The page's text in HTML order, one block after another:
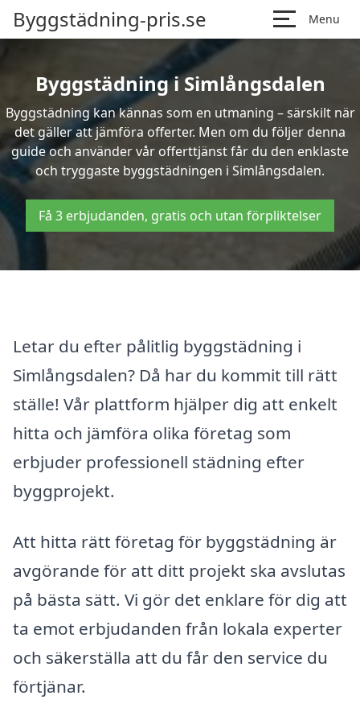
Byggstädning-pris.se Menu
Byggstädning i Simlångsdalen
Byggstädning kan kännas som en utmaning – särskilt när
det gäller att jämföra offerter. Men om du följer denna
guide och använder vår offerttjänst får du den enklaste
och tryggaste byggstädningen i Simlångsdalen.
Få 3 erbjudanden, gratis och utan förpliktelser
Letar du efter pålitlig byggstädning i
Simlångsdalen? Då har du kommit till rätt
ställe! Vår plattform hjälper dig att enkelt
hitta och jämföra olika företag som
erbjuder professionell städning efter
byggprojekt.
Att hitta rätt företag för byggstädning är
avgörande för att ditt projekt ska avslutas
på bästa sätt. Vi gör det enklare för dig att
ta emot erbjudanden från lokala experter
och säkerställa att du får den service du
förtjänar.